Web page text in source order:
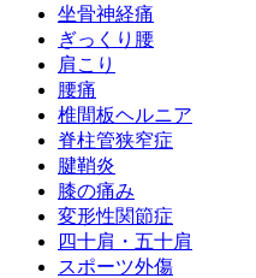
坐骨神経痛
ぎっくり腰
肩こり
腰痛
椎間板ヘルニア
脊柱管狭窄症
腱鞘炎
膝の痛み
変形性関節症
四十肩・五十肩
スポーツ外傷